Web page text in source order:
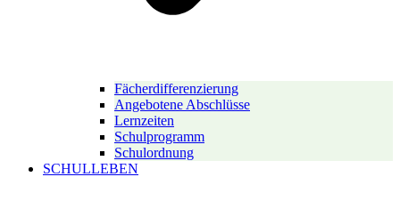
Fächerdifferenzierung
Angebotene Abschlüsse
Lernzeiten
Schulprogramm
Schulordnung
SCHULLEBEN